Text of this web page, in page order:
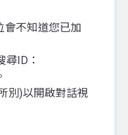
會不知道您已加
ID：
別)以開啟對話視